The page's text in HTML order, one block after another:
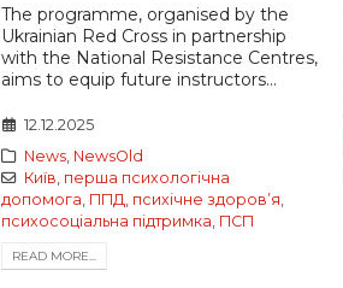
The programme, organised by the
Ukrainian Red Cross in partnership
with the National Resistance Centres,
aims to equip future instructors...
12.12.2025
News, NewsOld
Київ перша психологічна
допомога ППД психічне здоровʼя
психосоціальна підтримка ПСП
READ MORE...